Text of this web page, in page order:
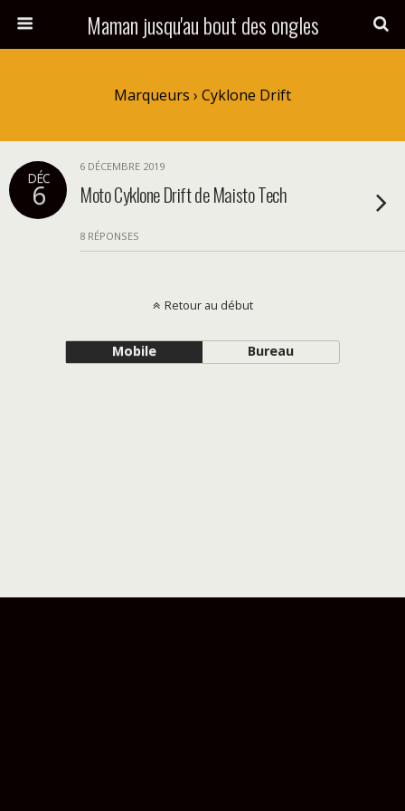
Maman jusqu'au bout des ongles
Marqueurs › Cyklone Drift
DÉC
6
6 DÉCEMBRE 2019
Moto Cyklone Drift de Maisto Tech
8 RÉPONSES
Retour au début
Mobile Bureau